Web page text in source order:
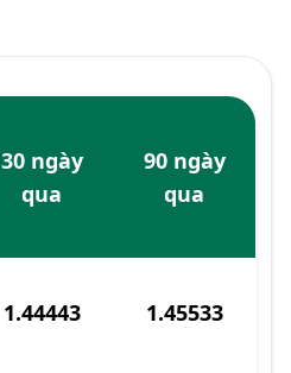
30 ngày
qua
90 ngày
qua
1.44443 1.45533